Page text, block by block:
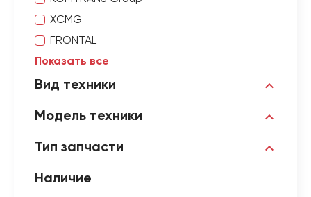
XCMG
FRONTAL
Показать все
Вид техники
Модель техники
Тип запчасти
Наличие